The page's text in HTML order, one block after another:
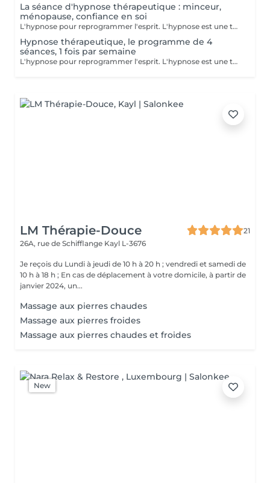
La séance d'hypnose thérapeutique : minceur,
ménopause, confiance en soi
L'hypnose pour reprogrammer l'esprit. L'hypnose est une technique qui agit sur le subconscient pour : - modifier les comportements alimentaires : manger moins, éviter les grignotages, réduire les compulsons sucrées, ressentir la satiété, etre à l'écoute des signaux envoyer par son corps - renforcer la motivation et la confiance en soi dans votre démarche minceur - diminuer les facteurs émotionnels liés à la prise de poids, comme le stress, l'anxiété, le surmenage, le sentiment d'etre débordée.. En instaurant un nouveau rapport à la nourriture et en travaillant sur les blocages émotionnels, le manque de confiance en soi et de motivation, l'hypnose accompagne pour des résultats durables avec un changements de comportements sains et naturels
Hypnose thérapeutique, le programme de 4
séances, 1 fois par semaine
L'hypnose pour reprogrammer l'esprit. L'hypnose est une technique qui agit sur le subconscient pour : - modifier les comportements alimentaires : manger moins, éviter les grignotages, réduire les compulsons sucrées, ressentir la satiété, etre à l'écoute des signaux envoyer par son corps - renforcer la motivation et la confiance en soi dans votre démarche minceur - diminuer les facteurs émotionnels liés à la prise de poids, comme le stress, l'anxiété, le surmenage, le sentiment d'etre débordée.. En instaurant un nouveau rapport à la nourriture et en travaillant sur les blocages émotionnels, le manque de confiance en soi et de motivation, l'hypnose accompagne pour des résultats durables avec un changements de comportements sains et naturels
LM Thérapie-Douce
21
26A, rue de Schifflange Kayl L-3676
Je reçois du Lundi à jeudi de 10 h à 20 h ; vendredi et samedi de
10 h à 18 h ; En cas de déplacement à votre domicile, à partir de
janvier 2024, un...
Massage aux pierres chaudes
Massage aux pierres froides
Massage aux pierres chaudes et froides
New